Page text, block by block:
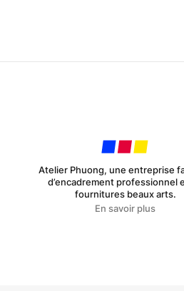
Atelier Phuong, une entreprise
d’encadrement professionnel
fournitures beaux arts.
En savoir plus